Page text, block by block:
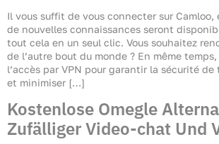
Il vous suffit de vous connecter sur
de nouvelles connaissances seront
tout cela en un seul clic. Vous souhaitez
de l’autre bout du monde ? En même
l’accès par VPN pour garantir la sécurité
et minimiser […]
Kostenlose Omegle
Zufälliger Video-chat Und